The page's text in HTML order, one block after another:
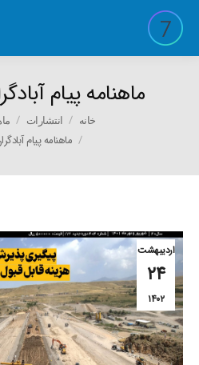
ماهنامه پیام
خانه انتشارات
ماهنامه پیام
اردیبهشت
۲۴
۱۴۰۲